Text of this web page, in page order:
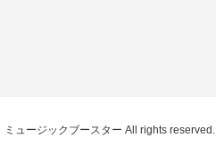
ミュージックブースター All rights reserved.